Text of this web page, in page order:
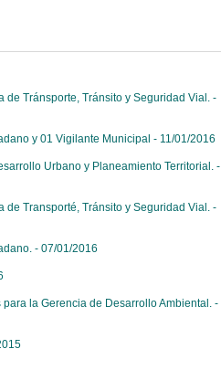
de Tránsporte, Tránsito y Seguridad Vial. -
y 01 Vigilante Municipal - 11/01/2016
Urbano y Planeamiento Territorial. -
de Transporté, Tránsito y Seguridad Vial. -
- 07/01/2016
la Gerencia de Desarrollo Ambiental. -